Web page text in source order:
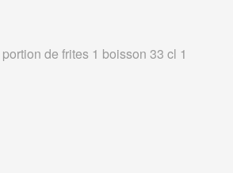
de frites 1 boisson 33 cl 1